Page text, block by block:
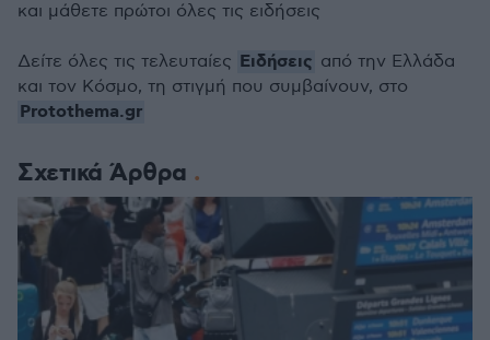
Σχετικά Άρθρα
και μάθετε πρώτοι όλες τις ειδήσεις
Δείτε όλες τις τελευταίες Ειδήσεις από την Ελλάδα
και τον Κόσμο, τη στιγμή που συμβαίνουν, στο
Protothema.gr